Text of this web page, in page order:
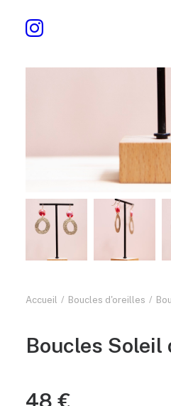
Accueil Boucles d'oreilles
Boucles Soleil
48 €